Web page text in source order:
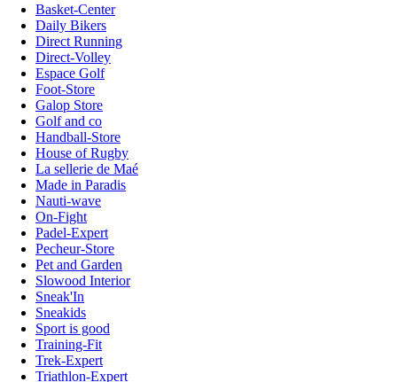
Basket-Center
Daily Bikers
Direct Running
Direct-Volley
Espace Golf
Foot-Store
Galop Store
Golf and co
Handball-Store
House of Rugby
La sellerie de Maé
Made in Paradis
Nauti-wave
On-Fight
Padel-Expert
Pecheur-Store
Pet and Garden
Slowood Interior
Sneak'In
Sneakids
Sport is good
Training-Fit
Trek-Expert
Triathlon-Expert